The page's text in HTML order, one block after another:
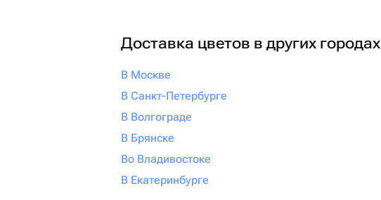
Доставка цветов в других городах
В Москве
В Санкт-Петербурге
В Волгограде
В Брянске
Во Владивостоке
В Екатеринбурге